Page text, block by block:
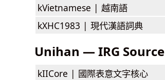
kVietnamese | 越南語
kXHC1983 | 現代漢語詞典
Unihan — IRG Source
kIICore | 國際表意文字核心